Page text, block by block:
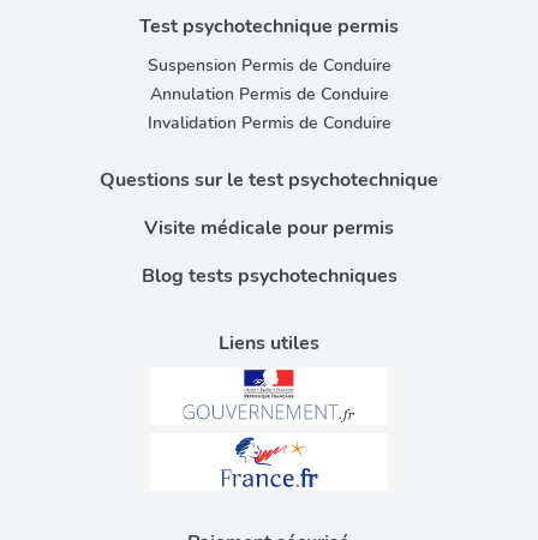
Liens utiles
Test psychotechnique permis
Suspension Permis de Conduire
Annulation Permis de Conduire
Invalidation Permis de Conduire
Questions sur le test psychotechnique
Visite médicale pour permis
Blog tests psychotechniques